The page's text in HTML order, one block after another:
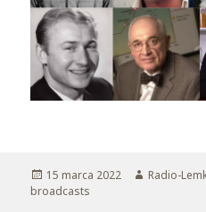
Opublikowano
15 marca 2022 Autor
Radio-
broadcasts